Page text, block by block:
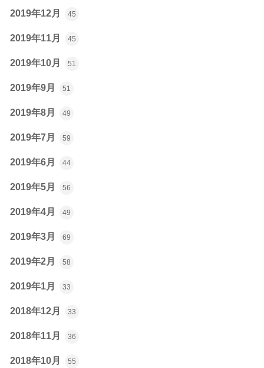
2019年12月 45
2019年11月 45
2019年10月 51
2019年9月 51
2019年8月 49
2019年7月 59
2019年6月 44
2019年5月 56
2019年4月 49
2019年3月 69
2019年2月 58
2019年1月 33
2018年12月 33
2018年11月 36
2018年10月 55